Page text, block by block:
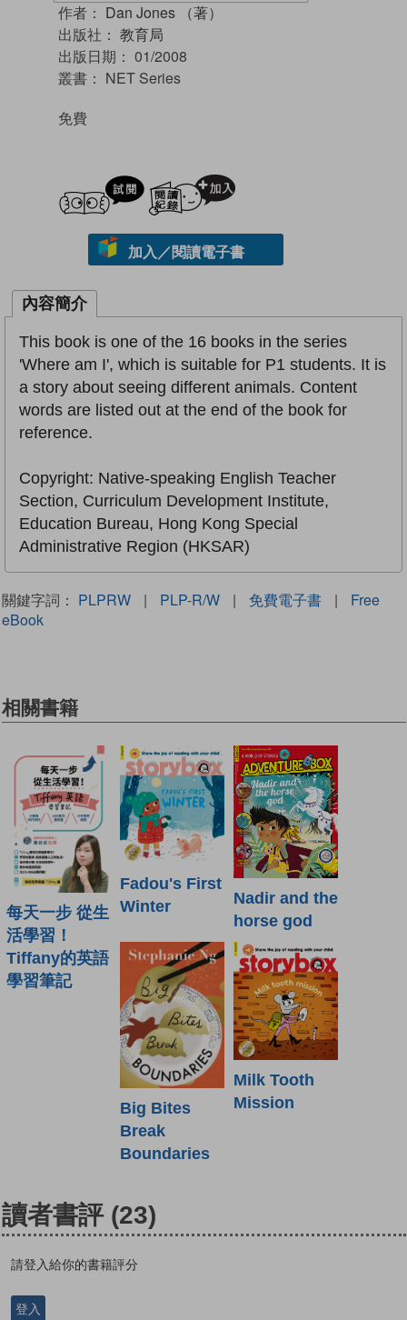
作者： Dan Jones （著）
出版社： 教育局
出版日期： 01/2008
叢書： NET Series
免費
試閲
加入／閱讀電子書
內容簡介
This book is one of the 16 books in the series
'Where am I', which is suitable for P1 students. It is
a story about seeing different animals. Content
words are listed out at the end of the book for
reference.
Copyright: Native-speaking English Teacher
Section, Curriculum Development Institute,
Education Bureau, Hong Kong Special
Administrative Region (HKSAR)
關鍵字詞： PLPRW | PLP-R/W | 免費電子書 |
Free
eBook
相關書籍
每天一步 從生
活學習！
Tiffany的英語
學習筆記
Fadou's First
Winter
Nadir and the
horse god
Big Bites
Break
Boundaries
Milk Tooth
Mission
讀者書評 (23)
請登入給你的書籍評分
登入